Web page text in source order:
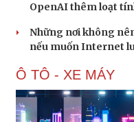
OpenAI thêm loạt
Những nơi không
nếu muốn Internet
Ô TÔ - XE MÁY